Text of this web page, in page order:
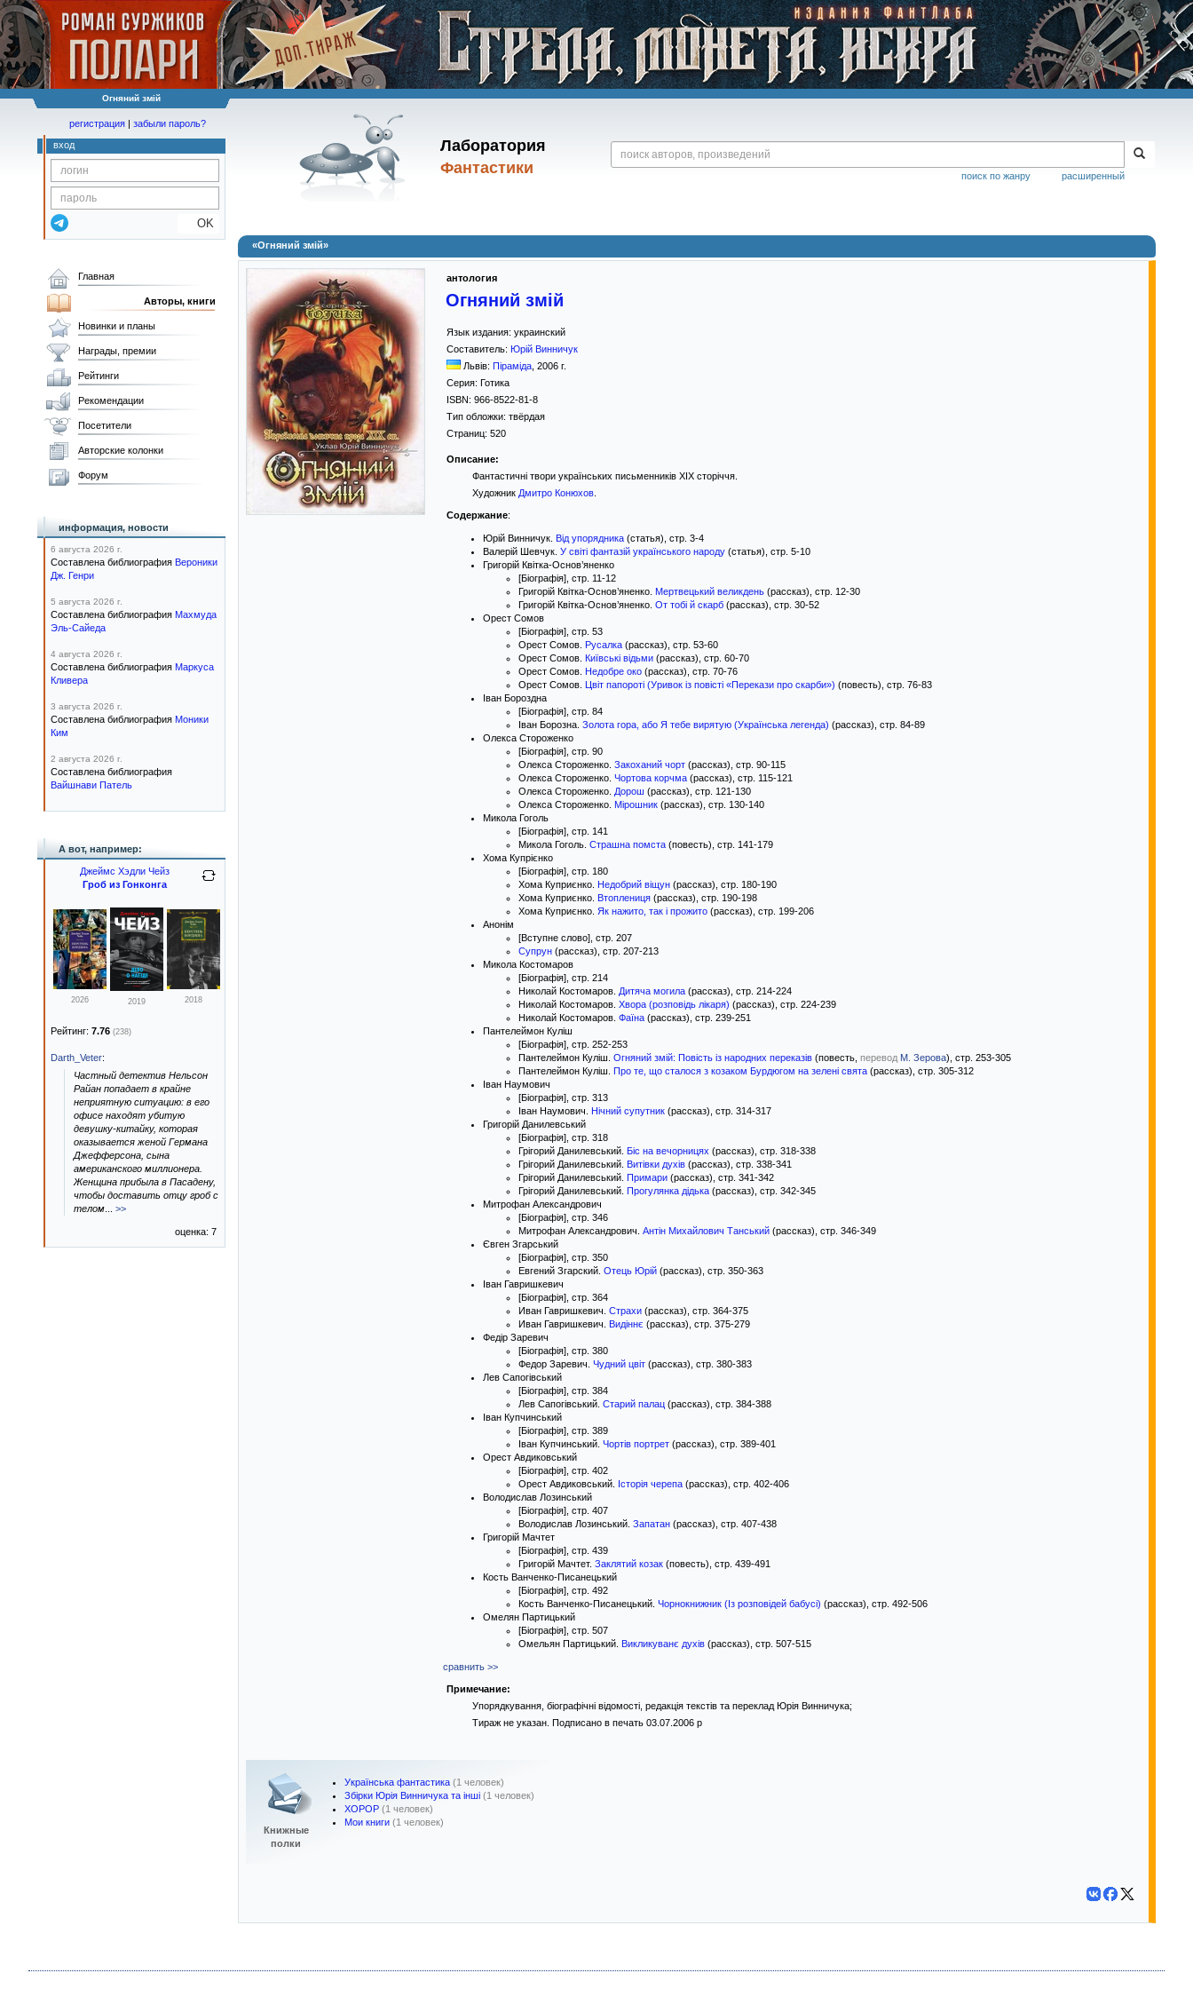
Огняний змій
Лаборатория
Фантастики
расширенный
поиск по жанру
регистрация | забыли пароль?
вход
OK
«Огняний змій»
антология
Огняний змій
Язык издания: украинский
Составитель: Юрій Винничук
Львів: Піраміда 2006 г.
Серия: Готика
ISBN: 966-8522-81-8
Тип обложки: твёрдая
Страниц: 520
Описание:
Фантастичні твори українських письменників ХІХ сторіччя.
Художник Дмитро Конюхов.
Содержание:
Юрій Винничук. Від упорядника (статья), стр. 3-4
Валерій Шевчук. У світі фантазій українського народу (статья), стр. 5-10
Григорій Квітка-Основ’яненко
[Біографія], стр. 11-12
Григорій Квітка-Основ’яненко. Мертвецький великдень (рассказ), стр. 12-30
Григорій Квітка-Основ’яненко. От тобі й скарб (рассказ), стр. 30-52
Орест Сомов
[Біографія], стр. 53
Орест Сомов. Русалка (рассказ), стр. 53-60
Орест Сомов. Київські відьми (рассказ), стр. 60-70
Орест Сомов. Недобре око (рассказ), стр. 70-76
Орест Сомов. Цвіт папороті (Уривок із повісті «Перекази про скарби») (повесть), стр. 76-83
Іван Бороздна
[Біографія], стр. 84
Іван Борозна. Золота гора, або Я тебе вирятую (Українська легенда) (рассказ), стр. 84-89
Олекса Стороженко
[Біографія], стр. 90
Олекса Стороженко. Закоханий чорт (рассказ), стр. 90-115
Олекса Стороженко. Чортова корчма (рассказ), стр. 115-121
Олекса Стороженко. Дорош (рассказ), стр. 121-130
Олекса Стороженко. Мірошник (рассказ), стр. 130-140
Микола Гоголь
[Біографія], стр. 141
Микола Гоголь. Страшна помста (повесть), стр. 141-179
Хома Купрієнко
[Біографія], стр. 180
Хома Куприєнко. Недобрий віщун (рассказ), стр. 180-190
Хома Куприєнко. Втоплениця (рассказ), стр. 190-198
Хома Куприєнко. Як нажито, так і прожито (рассказ), стр. 199-206
Анонім
[Вступне слово], стр. 207
Супрун (рассказ), стр. 207-213
Микола Костомаров
[Біографія], стр. 214
Николай Костомаров. Дитяча могила (рассказ), стр. 214-224
Николай Костомаров. Хвора (розповідь лікаря) (рассказ), стр. 224-239
Николай Костомаров. Фаїна (рассказ), стр. 239-251
Пантелеймон Куліш
[Біографія], стр. 252-253
Пантелеймон Куліш. Огняний змій: Повість із народних переказів (повесть, перевод М. Зерова), стр. 253-305
Пантелеймон Куліш. Про те, що сталося з козаком Бурдюгом на зелені свята (рассказ), стр. 305-312
Іван Наумович
[Біографія], стр. 313
Іван Наумович. Нічний супутник (рассказ), стр. 314-317
Григорій Данилевський
[Біографія], стр. 318
Грігорий Данилевський. Біс на вечорницях (рассказ), стр. 318-338
Грігорий Данилевський. Витівки духів (рассказ), стр. 338-341
Грігорий Данилевський. Примари (рассказ), стр. 341-342
Грігорий Данилевський. Прогулянка дідька (рассказ), стр. 342-345
Митрофан Александрович
[Біографія], стр. 346
Митрофан Александрович. Антін Михайлович Танський (рассказ), стр. 346-349
Євген Згарський
[Біографія], стр. 350
Евгений Згарский. Отець Юрій (рассказ), стр. 350-363
Іван Гавришкевич
[Біографія], стр. 364
Иван Гавришкевич. Страхи (рассказ), стр. 364-375
Иван Гавришкевич. Видіннє (рассказ), стр. 375-279
Федір Заревич
[Біографія], стр. 380
Федор Заревич. Чудний цвіт (рассказ), стр. 380-383
Лев Сапогівський
[Біографія], стр. 384
Лев Сапогівський. Старий палац (рассказ), стр. 384-388
Іван Купчинський
[Біографія], стр. 389
Іван Купчинський. Чортів портрет (рассказ), стр. 389-401
Орест Авдиковський
[Біографія], стр. 402
Орест Авдиковський. Історія черепа (рассказ), стр. 402-406
Володислав Лозинський
[Біографія], стр. 407
Володислав Лозинський. Запатан (рассказ), стр. 407-438
Григорій Мачтет
[Біографія], стр. 439
Григорій Мачтет. Заклятий козак (повесть), стр. 439-491
Кость Ванченко-Писанецький
[Біографія], стр. 492
Кость Ванченко-Писанецький. Чорнокнижник (Із розповідей бабусі) (рассказ), стр. 492-506
Омелян Партицький
[Біографія], стр. 507
Омельян Партицький. Викликуванє духів (рассказ), стр. 507-515
сравнить >>
Примечание:
Упорядкування, біографічні відомості, редакція текстів та переклад Юрія Винничука;
Тираж не указан. Подписано в печать 03.07.2006 р
Книжные
полки
Українська фантастика (1 человек)
Збірки Юрія Винничука та інші (1 человек)
ХОРОР (1 человек)
Мои книги (1 человек)
Главная
Авторы, книги
Новинки и планы
Награды, премии
Рейтинги
Рекомендации
Посетители
Авторские колонки
Форум
информация, новости
6 августа 2026 г.
Составлена библиография Вероники
Дж. Генри
5 августа 2026 г.
Составлена библиография Махмуда
Эль-Сайеда
4 августа 2026 г.
Составлена библиография Маркуса
Кливера
3 августа 2026 г.
Составлена библиография Моники
Ким
2 августа 2026 г.
Составлена библиография
Вайшнави Патель
А вот, например:
Джеймс Хэдли Чейз
Гроб из Гонконга
2026 2019 2018
Рейтинг: 7.76 (238)
Darth_Veter:
Частный детектив Нельсон
Райан попадает в крайне
неприятную ситуацию: в его
офисе находят убитую
девушку-китайку, которая
оказывается женой Германа
Джефферсона, сына
американского миллионера.
Женщина прибыла в Пасадену,
чтобы доставить отцу гроб с
телом
>>
оценка: 7